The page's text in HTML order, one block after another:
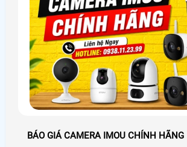
BÁO GIÁ CAMERA IMOU CHÍNH HÃNG